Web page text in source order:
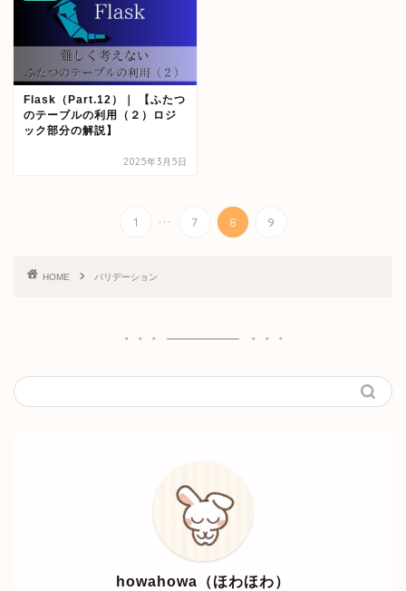
Flask（Part.12）｜ 【ふたつ
のテーブルの利用（２）ロジ
ック部分の解説】
2025年3月5日
1 ... 7 8 9
HOME バリデーション
howahowa（ほわほわ）